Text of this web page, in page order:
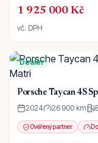
1 925 000 Kč
vč. DPH
Dealer
Porsche Taycan 4S
2024 26 900 km
Ověřený partner